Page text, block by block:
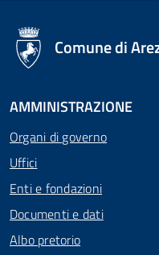
logo Unione Europea
Comune di
AMMINISTRAZIONE
Organi di governo
Uffici
Enti e fondazioni
Documenti e dati
Albo pretorio